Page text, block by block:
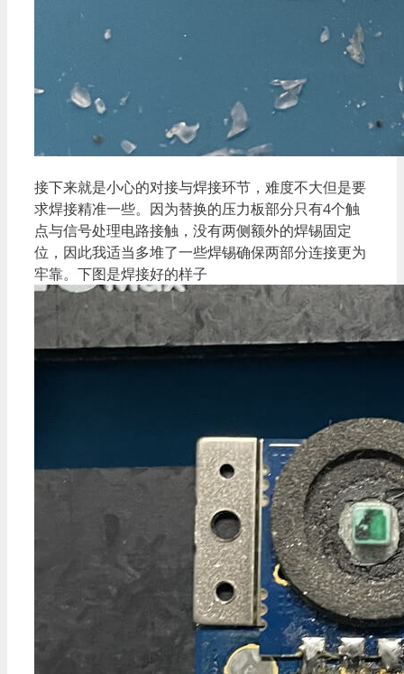
接下来就是小心的对接与焊接环节，难度不大但是要
求焊接精准一些。因为替换的压力板部分只有4个触
点与信号处理电路接触，没有两侧额外的焊锡固定
位，因此我适当多堆了一些焊锡确保两部分连接更为
牢靠。下图是焊接好的样子